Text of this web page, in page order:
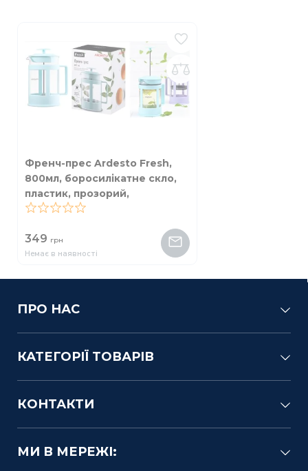
Френч-прес Ardesto Fresh,
800мл, боросилікатне скло,
пластик, прозорий,
блакитний
349 грн
Немає в наявності
ПРО НАС
КАТЕГОРІЇ ТОВАРІВ
КОНТАКТИ
МИ В МЕРЕЖІ: